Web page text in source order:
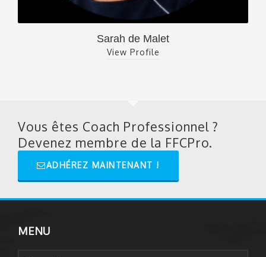
Sarah de Malet
View Profile
Vous êtes Coach Professionnel ?
Devenez membre de la FFCPro.
ADHÉREZ MAINTENANT !
MENU